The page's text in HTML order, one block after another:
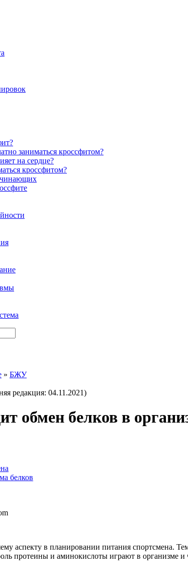
заниматься кроссфитом?
на сердце?
кроссфитом?
» БЖУ
редакция: 04.11.2021)
обмен белков в
белков
аспекту в планировании питания спортсмена.
протеины и аминокислоты играют в организме и